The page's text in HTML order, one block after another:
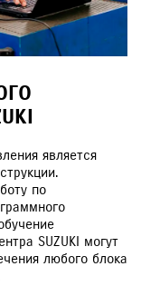
является
по
SUZUKI могут
любого блока